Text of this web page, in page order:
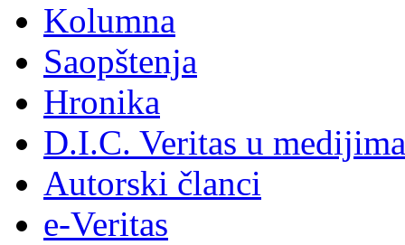
Kolumna
Saopštenja
Hronika
D.I.C. Veritas u medijima
Autorski članci
e-Veritas